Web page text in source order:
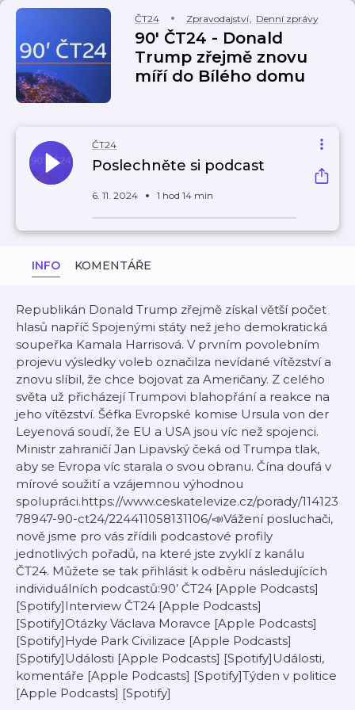
ČT24 Zpravodajství, Denní zprávy
90' ČT24 - Donald
Trump zřejmě znovu
míří do Bílého domu
ČT24
Poslechněte si podcast
6. 11. 2024 1 hod 14 min
INFO KOMENTÁŘE
Republikán Donald Trump zřejmě získal větší počet
hlasů napříč Spojenými státy než jeho demokratická
soupeřka Kamala Harrisová. V prvním povolebním
projevu výsledky voleb označilza nevídané vítězství a
znovu slíbil, že chce bojovat za Američany. Z celého
světa už přicházejí Trumpovi blahopřání a reakce na
jeho vítězství. Šéfka Evropské komise Ursula von der
Leyenová soudí, že EU a USA jsou víc než spojenci.
Ministr zahraničí Jan Lipavský čeká od Trumpa tlak,
aby se Evropa víc starala o svou obranu. Čína doufá v
mírové soužití a vzájemnou výhodnou
spolupráci.https://www.ceskatelevize.cz/porady/114123
78947-90-ct24/224411058131106/📣Vážení posluchači,
nově jsme pro vás zřídili podcastové profily
jednotlivých pořadů, na které jste zvyklí z kanálu
ČT24. Můžete se tak přihlásit k odběru následujících
individuálních podcastů:90’ ČT24 [Apple Podcasts]
[Spotify]Interview ČT24 [Apple Podcasts]
[Spotify]Otázky Václava Moravce [Apple Podcasts]
[Spotify]Hyde Park Civilizace [Apple Podcasts]
[Spotify]Události [Apple Podcasts] [Spotify]Události,
komentáře [Apple Podcasts] [Spotify]Týden v politice
[Apple Podcasts] [Spotify]